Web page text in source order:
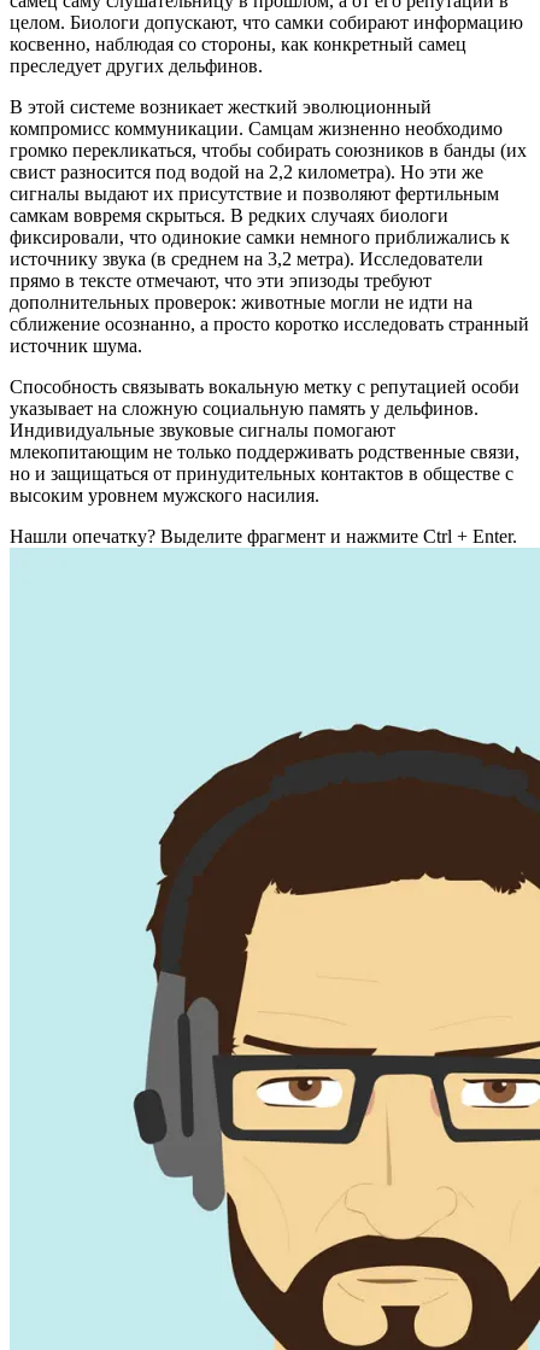
целом. Биологи допускают, что самки собирают информацию
косвенно, наблюдая со стороны, как конкретный самец
преследует других дельфинов.
В этой системе возникает жесткий эволюционный
компромисс коммуникации. Самцам жизненно необходимо
громко перекликаться, чтобы собирать союзников в банды (их
свист разносится под водой на 2,2 километра). Но эти же
сигналы выдают их присутствие и позволяют фертильным
самкам вовремя скрыться. В редких случаях биологи
фиксировали, что одинокие самки немного приближались к
источнику звука (в среднем на 3,2 метра). Исследователи
прямо в тексте отмечают, что эти эпизоды требуют
дополнительных проверок: животные могли не идти на
сближение осознанно, а просто коротко исследовать странный
источник шума.
Способность связывать вокальную метку с репутацией особи
указывает на сложную социальную память у дельфинов.
Индивидуальные звуковые сигналы помогают
млекопитающим не только поддерживать родственные связи,
но и защищаться от принудительных контактов в обществе с
высоким уровнем мужского насилия.
Нашли опечатку? Выделите фрагмент и нажмите Ctrl + Enter.